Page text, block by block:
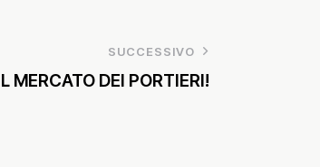
SUCCESSIVO
MERCATO DEI PORTIERI!